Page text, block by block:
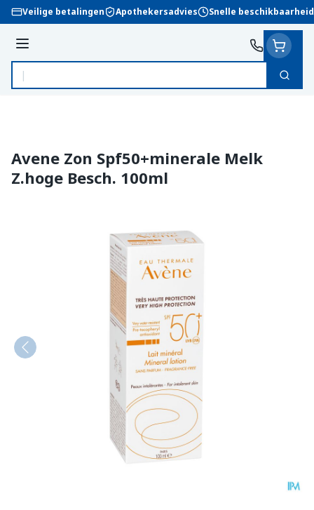
Ga naar de inhoud
Veilige betalingen Apothekersadvies Snelle beschikbaarheid
Menu
Product, merk, categorie...
Zoek
Avene Zon Spf50+minerale Melk
Z.hoge Besch. 100ml